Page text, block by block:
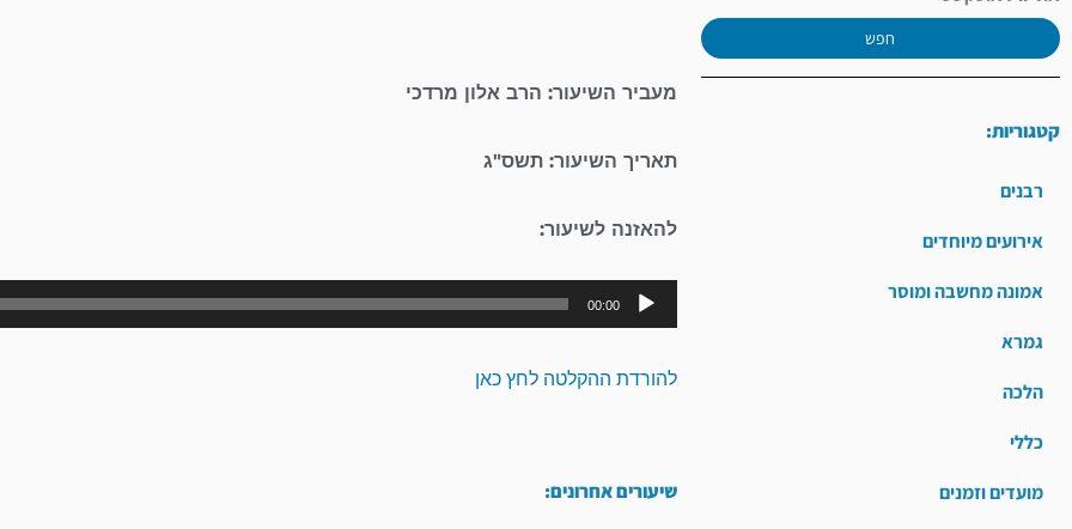
חפש
קטגוריות:
רבנים
אירועים מיוחדים
אמונה מחשבה ומוסר
גמרא
הלכה
כללי
מועדים וזמנים
מעביר השיעור: הרב אלון מרדכי
תאריך השיעור: תשס"ג
להאזנה לשיעור:
נגן
אודיו
00:00
להורדת ההקלטה לחץ כאן
שיעורים אחרונים: